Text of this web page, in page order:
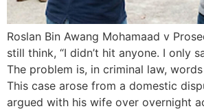
Roslan Bin Awang Mohamaad v
still think, “I didn’t hit anyone. I only
The problem is, in criminal law,
This case arose from a domestic
argued with his wife over overnight